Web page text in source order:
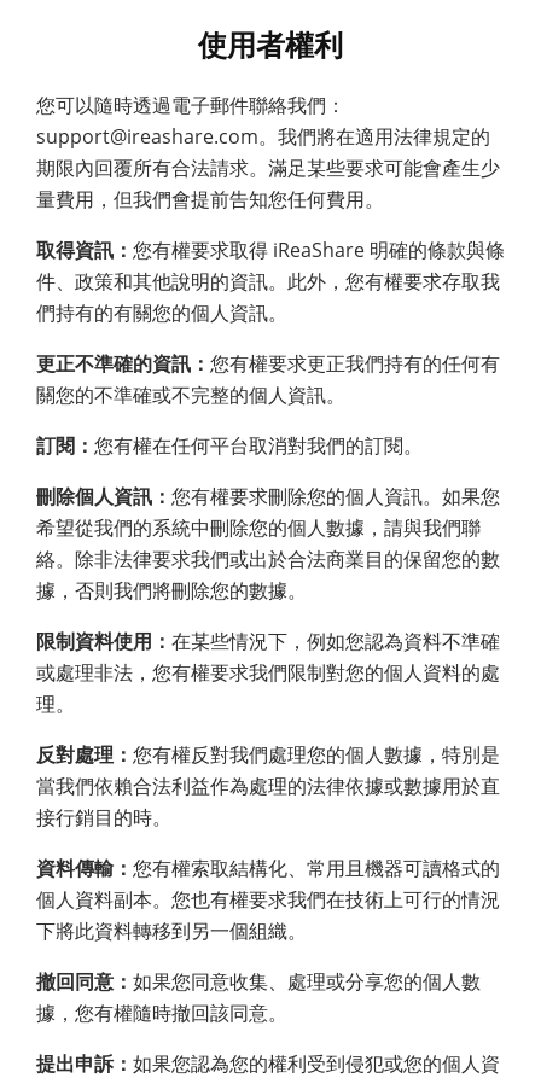
使用者權利
您可以隨時透過電子郵件聯絡我們：
support@ireashare.com。我們將在適用法律規定的
期限內回覆所有合法請求。滿足某些要求可能會產生少
量費用，但我們會提前告知您任何費用。
取得資訊： 您有權要求取得 iReaShare 明確的條款與條
件、政策和其他說明的資訊。此外，您有權要求存取我
們持有的有關您的個人資訊。
更正不準確的資訊： 您有權要求更正我們持有的任何有
關您的不準確或不完整的個人資訊。
訂閱： 您有權在任何平台取消對我們的訂閱。
刪除個人資訊： 您有權要求刪除您的個人資訊。如果您
希望從我們的系統中刪除您的個人數據，請與我們聯
絡。除非法律要求我們或出於合法商業目的保留您的數
據，否則我們將刪除您的數據。
限制資料使用： 在某些情況下，例如您認為資料不準確
或處理非法，您有權要求我們限制對您的個人資料的處
理。
反對處理： 您有權反對我們處理您的個人數據，特別是
當我們依賴合法利益作為處理的法律依據或數據用於直
接行銷目的時。
資料傳輸： 您有權索取結構化、常用且機器可讀格式的
個人資料副本。您也有權要求我們在技術上可行的情況
下將此資料轉移到另一個組織。
撤回同意： 如果您同意收集、處理或分享您的個人數
據，您有權隨時撤回該同意。
提出申訴： 如果您認為您的權利受到侵犯或您的個人資